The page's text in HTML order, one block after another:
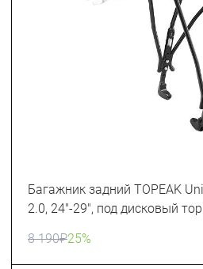
Багажник задний TOPEAK
2.0, 24"-29", под дисковый
8 190₽25%